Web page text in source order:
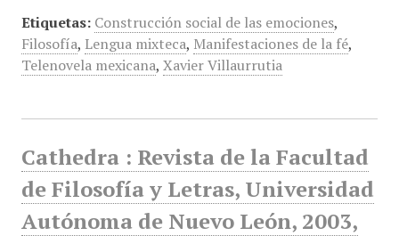
Etiquetas: Construcción social de las emociones,
Filosofía, Lengua mixteca, Manifestaciones de la fé,
Telenovela mexicana, Xavier Villaurrutia
Cathedra : Revista de la Facultad
de Filosofía y Letras, Universidad
Autónoma de Nuevo León, 2003,